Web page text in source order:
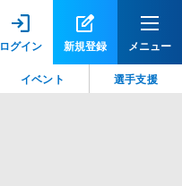
ログイン 新規登録 メニュー
イベント 選手支援